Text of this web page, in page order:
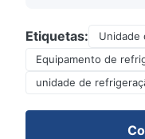
Etiquetas:
Unidade
Equipamento de
unidade de